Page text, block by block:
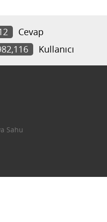
Cevap
Kullanıcı
Sahu